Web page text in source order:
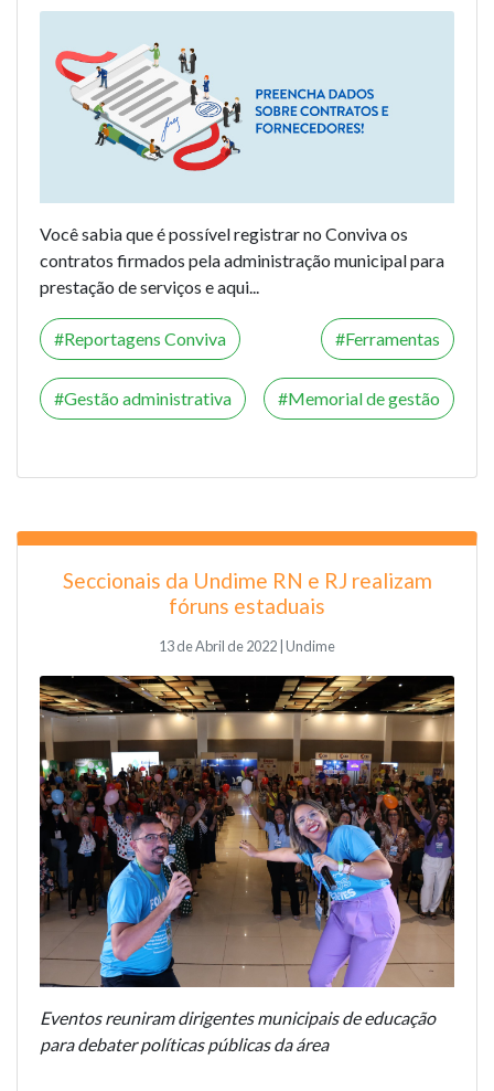
Você sabia que é possível registrar no Conviva os
contratos firmados pela administração municipal para
prestação de serviços e aqui...
Reportagens Conviva Ferramentas
Gestão administrativa Memorial de gestão
Seccionais da Undime RN e RJ realizam
fóruns estaduais
13 de Abril de 2022 | Undime
Eventos reuniram dirigentes municipais de educação
para debater políticas públicas da área